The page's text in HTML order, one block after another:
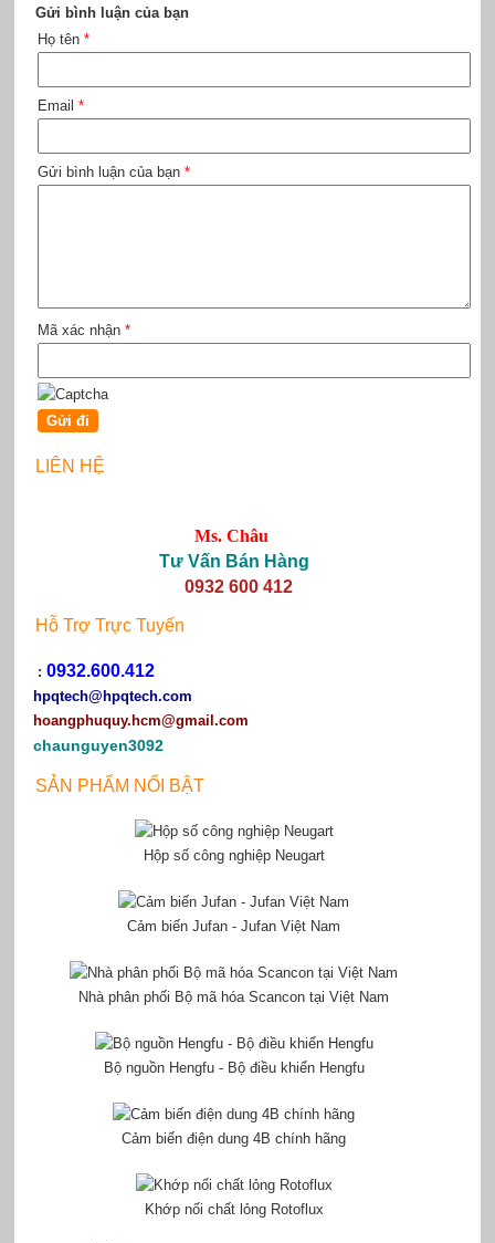
Gửi bình luận của bạn
Họ tên *
Email *
Gửi bình luận của bạn *
Mã xác nhận *
LIÊN HỆ
Ms. Châu
Tư Vấn Bán Hàng
0932 600 412
Hỗ Trợ Trực Tuyến
: 0932.600.412
hpqtech@hpqtech.com
hoangphuquy.hcm@gmail.com
chaunguyen3092
SẢN PHẨM NỔI BẬT
Hộp số công nghiệp Neugart
Cảm biến Jufan - Jufan Việt Nam
Nhà phân phối Bộ mã hóa Scancon tại Việt Nam
Bộ nguồn Hengfu - Bộ điều khiển Hengfu
Cảm biến điện dung 4B chính hãng
Khớp nối chất lỏng Rotoflux